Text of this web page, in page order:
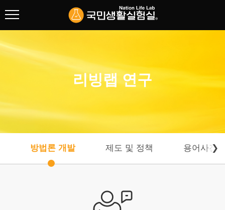
협회 소개
제도 및 정책
리빙랩 연구
방법론 개발 제도 및 정책 용어사전
❯